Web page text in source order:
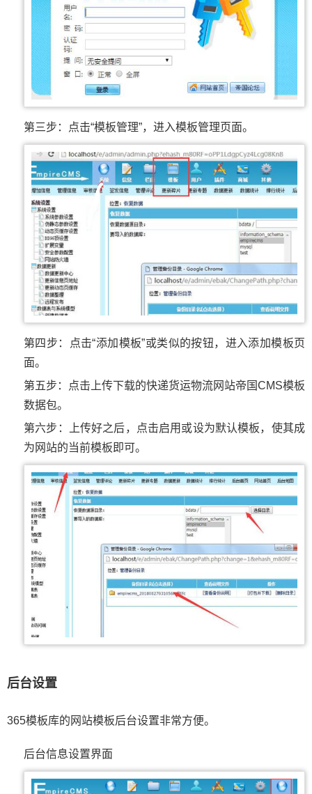
第三步：点击“模板管理”，进入模板管理页面。
第四步：点击“添加模板”或类似的按钮，进入添加模板页
面。
第五步：点击上传下载的快递货运物流网站帝国CMS模板
数据包。
第六步：上传好之后，点击启用或设为默认模板，使其成
为网站的当前模板即可。
后台设置
365模板库的网站模板后台设置非常方便。
后台信息设置界面